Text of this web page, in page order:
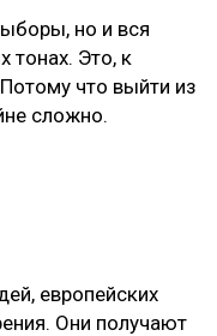
но и вся
тонах. Это, к
что выйти из
сложно.
европейских
Они получают